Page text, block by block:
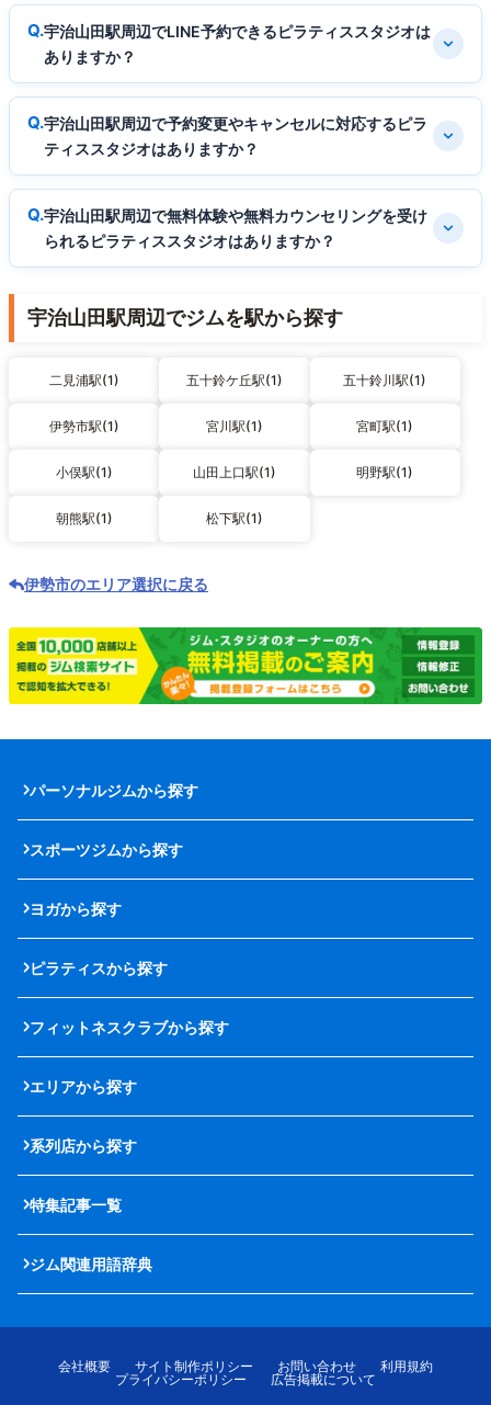
宇治山田駅周辺でLINE予約できるピラティススタジオは
ありますか？
宇治山田駅周辺で予約変更やキャンセルに対応するピラ
ティススタジオはありますか？
宇治山田駅周辺で無料体験や無料カウンセリングを受け
られるピラティススタジオはありますか？
宇治山田駅周辺でジムを駅から探す
二見浦駅(1) 五十鈴ケ丘駅(1) 五十鈴川駅(1)
伊勢市駅(1) 宮川駅(1) 宮町駅(1)
小俣駅(1) 山田上口駅(1) 明野駅(1)
朝熊駅(1) 松下駅(1)
伊勢市のエリア選択に戻る
パーソナルジムから探す
スポーツジムから探す
ヨガから探す
ピラティスから探す
フィットネスクラブから探す
エリアから探す
系列店から探す
特集記事一覧
ジム関連用語辞典
会社概要 サイト制作ポリシー お問い合わせ
利用規約
プライバシーポリシー
広告掲載について